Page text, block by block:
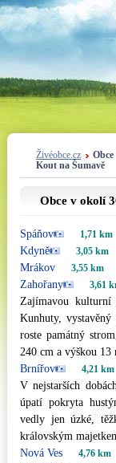
Živéobce.cz
Kout na Šumavě
Obce v okolí
Spáňov 1,71 km
Kdyně 3,05 km
Mrákov 3,55 km
Zahořany 3,61
Zajímavou kulturní
Kunhuty,
roste památný
240 cm a výškou 13
Brnířov
4,21 km
V nejstarších
úpatí pokryta
vedly jen úzké,
královským
Nová Ves
4,76 km